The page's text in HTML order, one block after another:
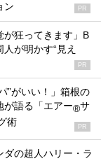
ン
PR
が狂ってきます」B
が明かす“見え
PR
”がいい！」箱根の
が語る「エアー®サ
術 PR
の超人ハリー・ラ